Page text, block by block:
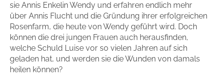
sie Annis Enkelin Wendy und erfahren endlich mehr
über Annis Flucht und die Gründung ihrer erfolgreichen
Rosenfarm, die heute von Wendy geführt wird. Doch
können die drei jungen Frauen auch herausfinden,
welche Schuld Luise vor so vielen Jahren auf sich
geladen hat, und werden sie die Wunden von damals
heilen können?